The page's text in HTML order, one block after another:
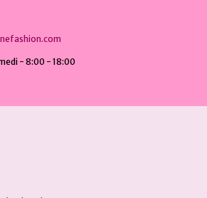
- 8:00 - 18:00